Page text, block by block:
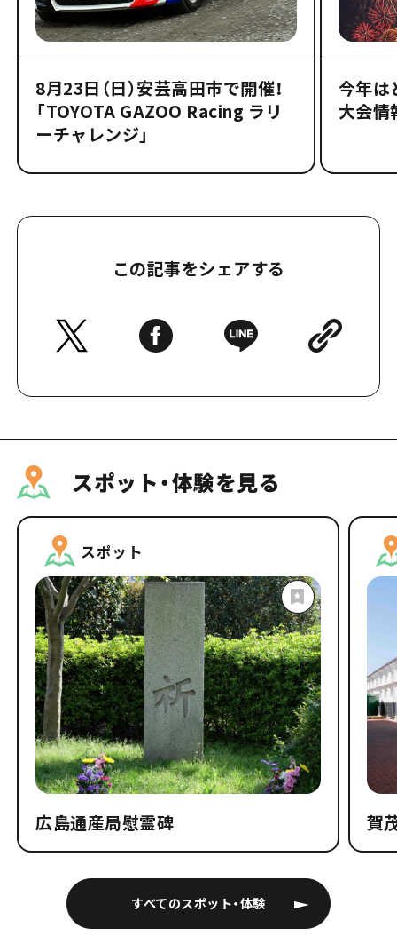
8月23日（日）安芸高田市で開催！
「TOYOTA GAZOO Racing ラリ
ーチャレンジ」
今年は
大会情
この記事をシェアする
スポット・体験を見る
すべてのスポット・体験
スポット
広島通産局慰霊碑 賀